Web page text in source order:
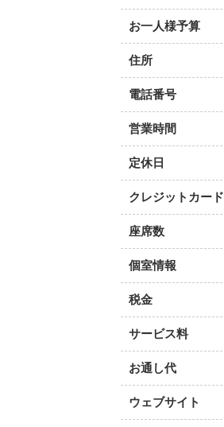
お一人様予算
住所
電話番号
営業時間
定休日
クレジットカード
座席数
個室情報
税金
サービス料
お通し代
ウェブサイト